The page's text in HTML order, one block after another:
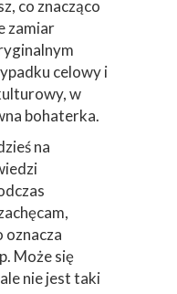
stałym
pod koniec
że autorka
co znacząco
zamiar
celowy i
w
bohaterka.
na